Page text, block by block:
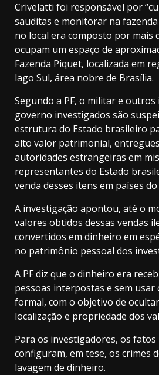
Crivelatti foi responsável por
sauditas e monitorar na fazenda
no local era composto por mais
ocupam um espaço de
Fazenda Piquet, localizada em
lago Sul, área nobre de Brasília.
Segundo a PF, o militar e
governo investigados são
estrutura do Estado brasileiro
alto valor patrimonial,
autoridades estrangeiras em
representantes do Estado
venda desses itens em países
A investigação apontou, até o
valores obtidos dessas vendas
convertidos em dinheiro em
no patrimônio pessoal dos
A PF diz que o dinheiro era
pessoas interpostas e sem usar
formal, com o objetivo de
localização e propriedade dos
Para os investigadores, os
configuram, em tese, os crimes
lavagem de dinheiro.